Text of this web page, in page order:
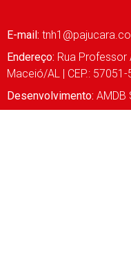
E-mail:
Endereço: Rua Professor
Maceió/AL | CEP.: 57051-
Desenvolvimento: AMDB